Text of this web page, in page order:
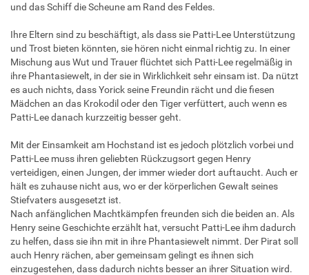
und das Schiff die Scheune am Rand des Feldes.
Ihre Eltern sind zu beschäftigt, als dass sie Patti-Lee Unterstützung
und Trost bieten könnten, sie hören nicht einmal richtig zu. In einer
Mischung aus Wut und Trauer flüchtet sich Patti-Lee regelmäßig in
ihre Phantasiewelt, in der sie in Wirklichkeit sehr einsam ist. Da nützt
es auch nichts, dass Yorick seine Freundin rächt und die fiesen
Mädchen an das Krokodil oder den Tiger verfüttert, auch wenn es
Patti-Lee danach kurzzeitig besser geht.
Mit der Einsamkeit am Hochstand ist es jedoch plötzlich vorbei und
Patti-Lee muss ihren geliebten Rückzugsort gegen Henry
verteidigen, einen Jungen, der immer wieder dort auftaucht. Auch er
hält es zuhause nicht aus, wo er der körperlichen Gewalt seines
Stiefvaters ausgesetzt ist.
Nach anfänglichen Machtkämpfen freunden sich die beiden an. Als
Henry seine Geschichte erzählt hat, versucht Patti-Lee ihm dadurch
zu helfen, dass sie ihn mit in ihre Phantasiewelt nimmt. Der Pirat soll
auch Henry rächen, aber gemeinsam gelingt es ihnen sich
einzugestehen, dass dadurch nichts besser an ihrer Situation wird.